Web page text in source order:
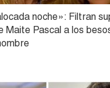
noche»: Filtran
Maite Pascal a los